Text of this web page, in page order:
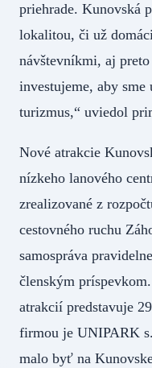
priehrade. Kunovská
lokalitou, či už
návštevníkmi, aj
investujeme, aby
turizmus,“ uviedol
Nové atrakcie
nízkeho lanového
zrealizované z
cestovného ruchu
samospráva
členským
atrakcií predstavuje
firmou je UNIPARK
malo byť na